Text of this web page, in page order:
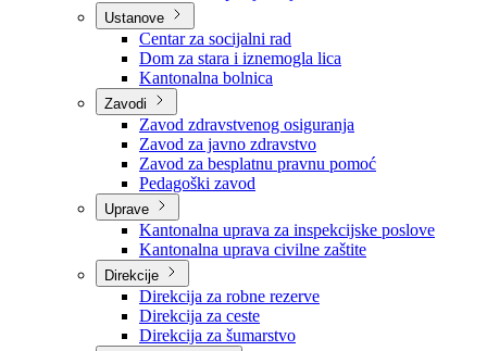
Služba za odnose s javnošću
Služba za zajedničke poslove
Služba za zapošljavanje
Ustanove
Centar za socijalni rad
Dom za stara i iznemogla lica
Kantonalna bolnica
Zavodi
Zavod zdravstvenog osiguranja
Zavod za javno zdravstvo
Zavod za besplatnu pravnu pomoć
Pedagoški zavod
Uprave
Kantonalna uprava za inspekcijske poslove
Kantonalna uprava civilne zaštite
Direkcije